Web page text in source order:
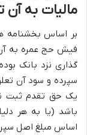
مالیات به آن
بر اساس بخشنامه
فیش حج عمره به
گذاری نزد بانک
سپرده و سود آن
یک حق تقدم ثبت
باشد (یا به هر
اساس مبلغ اصل